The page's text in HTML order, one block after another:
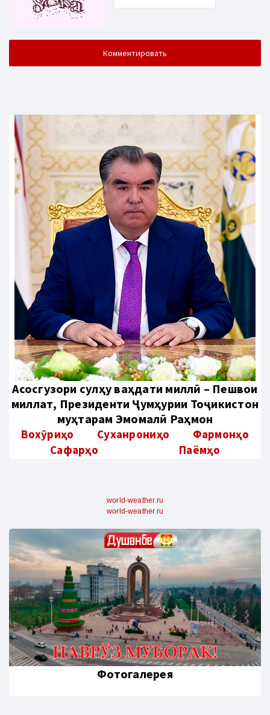
Aсосгузори сулҳу ваҳдати миллӣ – Пешвои
миллат, Президенти Ҷумҳурии Тоҷикистон
муҳтарам Эмомалӣ Раҳмон
Вохӯриҳо Суханрониҳо
Фармонҳо
Сафарҳо
Паёмҳо
world-weather.ru
world-weather.ru
Фотогалерея